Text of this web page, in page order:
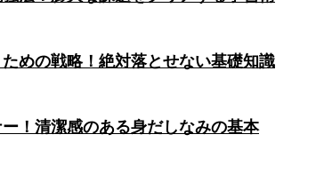
めの戦略！絶対落とせない基礎知識
！清潔感のある身だしなみの基本